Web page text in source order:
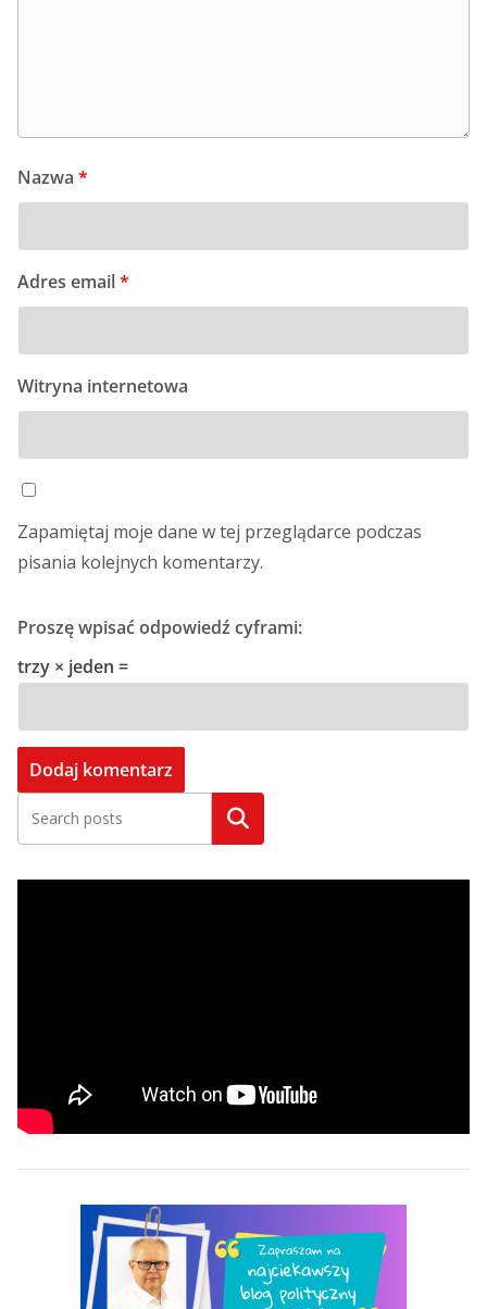
Nazwa *
Adres email*
Witryna internetowa
Zapamiętaj moje dane w tej przeglądarce podczas
pisania kolejnych komentarzy.
Proszę wpisać odpowiedź cyframi:
trzy × jeden =
Szukaj